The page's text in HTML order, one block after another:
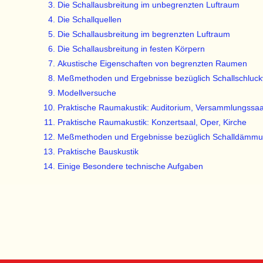
Die Schallausbreitung im unbegrenzten Luftraum
Die Schallquellen
Die Schallausbreitung im begrenzten Luftraum
Die Schallausbreitung in festen Körpern
Akustische Eigenschaften von begrenzten Raumen
Meßmethoden und Ergebnisse bezüglich
Modellversuche
Praktische Raumakustik: Auditorium,
Praktische Raumakustik: Konzertsaal, Oper, Kirche
Meßmethoden und Ergebnisse bezüglich
Praktische Bauskustik
Einige Besondere technische Aufgaben